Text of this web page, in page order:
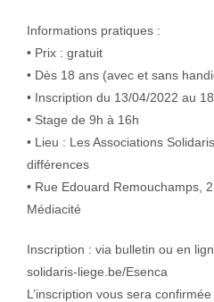
Informations pratiques :
• Prix : gratuit
• Dès 18 ans (avec et sans
• Inscription du 13/04/2022 au
• Stage de 9h à 16h
• Lieu : Les Associations
différences
• Rue Edouard Remouchamps,
Médiacité
Inscription : via bulletin ou en
solidaris-liege.be/Esenca
L’inscription vous sera